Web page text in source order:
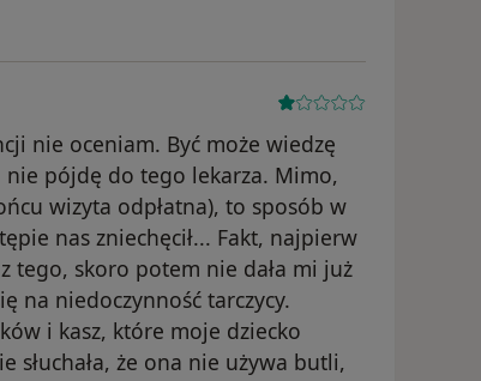
nie oceniam. Być może wiedzę
pójdę do tego lekarza. Mimo,
wizyta odpłatna), to sposób w
nas zniechęcił... Fakt, najpierw
z tego, skoro potem nie dała mi już
na niedoczynność tarczycy.
i kasz, które moje dziecko
że ona nie używa butli,